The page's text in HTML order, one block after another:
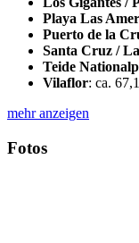
Playa Las
Puerto de la
Santa Cruz /
Teide
Vilaflor: ca.
mehr anzeigen
Fotos